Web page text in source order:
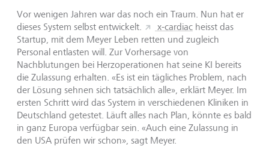
Vor wenigen Jahren war das noch ein Traum. Nun hat er
dieses System selbst entwickelt.
x-cardiac heisst das
Startup, mit dem Meyer Leben retten und zugleich
Personal entlasten will. Zur Vorhersage von
Nachblutungen bei Herzoperationen hat seine KI bereits
die Zulassung erhalten. «Es ist ein tägliches Problem, nach
der Lösung sehnen sich tatsächlich alle», erklärt Meyer. Im
ersten Schritt wird das System in verschiedenen Kliniken in
Deutschland getestet. Läuft alles nach Plan, könnte es bald
in ganz Europa verfügbar sein. «Auch eine Zulassung in
den USA prüfen wir schon», sagt Meyer.